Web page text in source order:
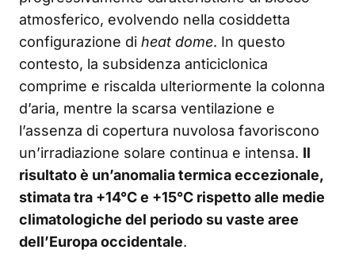
atmosferico, evolvendo nella cosiddetta
configurazione di heat dome. In questo
contesto, la subsidenza anticiclonica
comprime e riscalda ulteriormente la colonna
d’aria, mentre la scarsa ventilazione e
l’assenza di copertura nuvolosa favoriscono
un’irradiazione solare continua e intensa. Il
risultato è un’anomalia termica eccezionale,
stimata tra +14°C e +15°C rispetto alle medie
climatologiche del periodo su vaste aree
dell’Europa occidentale.